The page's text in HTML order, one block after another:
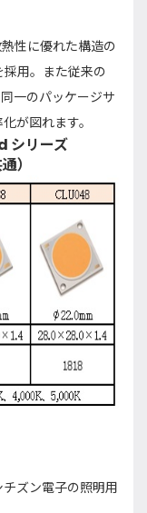
性に優れた構造の
用。また従来の
一のパッケージサ
が図れます。
シリーズ
）
チズン電子の照明用